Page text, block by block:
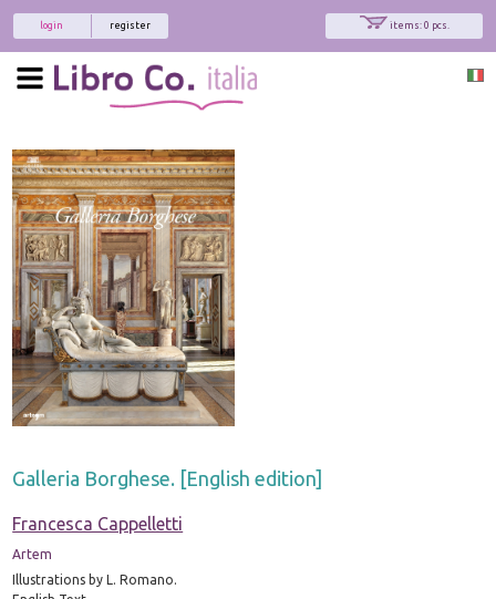
items: 0 pcs.
register
login
Galleria Borghese. [English edition]
Francesca Cappelletti
Artem
Illustrations by L. Romano.
Interessato ai nostri libri?
Allora iscriviti alla nostra newsletter!
Sarai informato delle nostre novità, potrai
comunque cancellarti quando desideri.
modulo di iscrizione